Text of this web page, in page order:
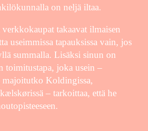
on neljä iltaa.
takaavat ilmaisen
useimmissa tapauksissa vain, jos
summalla. Lisäksi sinun on
toimitustapa, joka usein –
Koldingissa,
– tarkoittaa, että he